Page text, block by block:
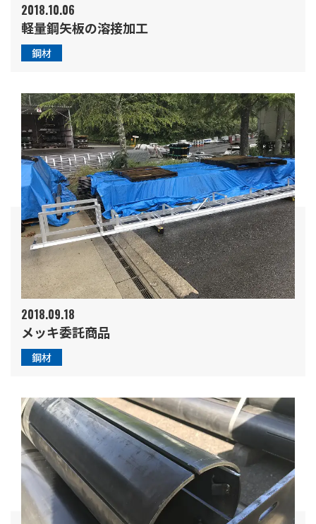
2018.10.06
軽量鋼矢板の溶接加工
鋼材
2018.09.18
メッキ委託商品
鋼材